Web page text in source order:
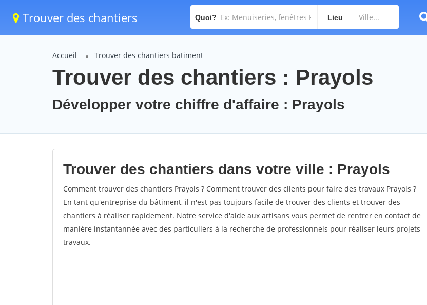
Trouver des chantiers Quoi? Lieu
Accueil Trouver des chantiers batiment
Trouver des chantiers : Prayols
Développer votre chiffre d'affaire : Prayols
Trouver des chantiers dans votre ville : Prayols
Comment trouver des chantiers Prayols ? Comment trouver des clients pour faire des travaux Prayols ?
En tant qu'entreprise du bâtiment, il n'est pas toujours facile de trouver des clients et trouver des
chantiers à réaliser rapidement. Notre service d'aide aux artisans vous permet de rentrer en contact de
manière instantannée avec des particuliers à la recherche de professionnels pour réaliser leurs projets
travaux.